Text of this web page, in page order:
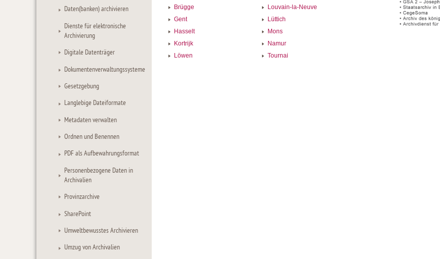
Daten(banken) archivieren
Dienste für elektronische
Archivierung
Digitale Datenträger
Dokumentenverwaltungssysteme
Gesetzgebung
Langlebige Dateiformate
Metadaten verwalten
Ordnen und Benennen
PDF als Aufbewahrungsformat
Personenbezogene Daten in
Archivalien
Provinzarchive
SharePoint
Umweltbewusstes Archivieren
Umzug von Archivalien
Brügge
Gent
Hasselt
Kortrijk
Löwen
Louvain-la-Neuve
Lüttich
Mons
Namur
Tournai